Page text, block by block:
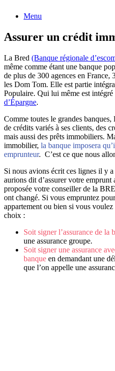
Menu
Assurer un crédit
La Bred (Banque régionale
même comme étant une banque
de plus de 300 agences en France,
les Dom Tom. Elle est partie
Populaire. Qui lui même est
d’Épargne.
Comme toutes le grandes banques,
de crédits variés à ses clients, des
mais aussi des prêts immobiliers.
immobilier, la banque imposera
emprunteur. C’est ce que nous
Si nous avions écrit ces lignes il y
aurions dit d’assurer votre emprunt
proposée votre conseiller de la
ont changé. Si vous empruntez
appartement ou bien si vous
choix :
Soit signer l’assurance de la
une assurance groupe.
Soit signer une assurance
banque en demandant une
que l’on appelle une